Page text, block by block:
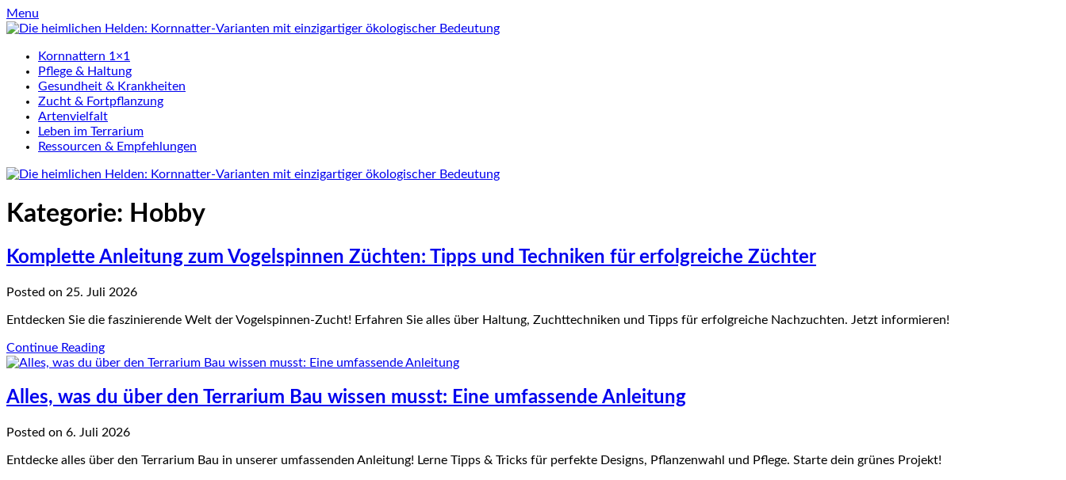
Skip
to
Menu
Kornnattern 1×1
Pflege & Haltung
Gesundheit & Krankheiten
Zucht & Fortpflanzung
Artenvielfalt
Leben im Terrarium
Ressourcen & Empfehlungen
Kategorie: Hobby
Komplette Anleitung zum Vogelspinnen Züchten: Tipps und Techniken für erfolgreiche Züchter
Posted on 25. Juli 2026
Entdecken Sie die faszinierende Welt der Vogelspinnen-Zucht! Erfahren Sie alles über Haltung, Zuchttechniken und Tipps für erfolgreiche Nachzuchten. Jetzt informieren!
Continue Reading
Alles, was du über den Terrarium Bau wissen musst: Eine umfassende Anleitung
Posted on 6. Juli 2026
Entdecke alles über den Terrarium Bau in unserer umfassenden Anleitung! Lerne Tipps & Tricks für perfekte Designs, Pflanzenwahl und Pflege. Starte dein grünes Projekt!